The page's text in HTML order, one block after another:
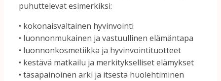
puhuttelevatesimerkiksi:
• kokonaisvaltainen hyvinvointi
• luonnonmukainen ja vastuullinen elämäntapa
• luonnonkosmetiikka ja hyvinvointituotteet
• kestävä matkailu ja merkityksellisetelämykset
• tasapainoinen arki ja itsestä huolehtiminen